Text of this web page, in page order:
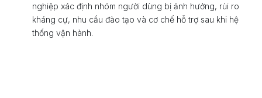
nghiệp xác định nhóm người dùng bị ảnh hưởng, rủi ro
kháng cự, nhu cầu đào tạo và cơ chế hỗ trợ sau khi hệ
thống vận hành.